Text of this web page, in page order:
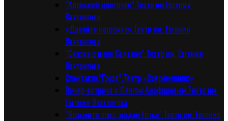
“Аленький цветочек”.Театр им.Евгения
Вахтангова
«Давайте негромко».Театр им. Евгения
Вахтангова
“Сказка о царе Салтане”.Театр им. Евгения
Вахтангова
Спектакль”Гроза”.Театр «Современник»
Вечер-встреча с Олегом Анофриевым.Театр им.
Евгения Вахтангова
“Возьмите зонт, мадам Готье”.Театр им. Евгения